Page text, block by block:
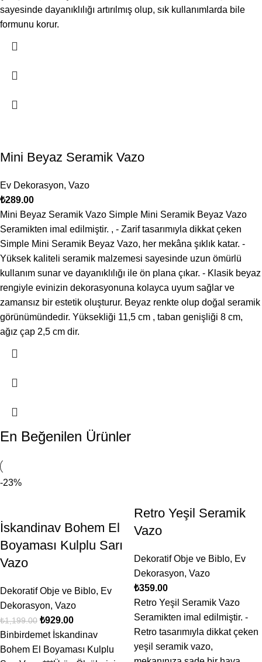
sayesinde dayanıklılığı artırılmış olup, sık kullanımlarda bile
formunu korur.
Mini Beyaz Seramik Vazo
Ev Dekorasyon, Vazo
₺289.00
Mini Beyaz Seramik Vazo Simple Mini Seramik Beyaz Vazo
Seramikten imal edilmiştir. , - Zarif tasarımıyla dikkat çeken
Simple Mini Seramik Beyaz Vazo, her mekâna şıklık katar. -
Yüksek kaliteli seramik malzemesi sayesinde uzun ömürlü
kullanım sunar ve dayanıklılığı ile ön plana çıkar. - Klasik beyaz
rengiyle evinizin dekorasyonuna kolayca uyum sağlar ve
zamansız bir estetik oluşturur. Beyaz renkte olup doğal seramik
görünümündedir. Yüksekliği 11,5 cm , taban genişliği 8 cm,
ağız çap 2,5 cm dir.
En Beğenilen Ürünler
-23%
İskandinav Bohem El
Boyaması Kulplu Sarı
Vazo
Dekoratif Obje ve Biblo, Ev
Dekorasyon, Vazo
₺1,199.00 ₺929.00
Binbirdemet İskandinav
Bohem El Boyaması Kulplu
Retro Yeşil Seramik
Vazo
Dekoratif Obje ve Biblo, Ev
Dekorasyon, Vazo
₺359.00
Retro Yeşil Seramik Vazo
Seramikten imal edilmiştir. -
Retro tasarımıyla dikkat çeken
yeşil seramik vazo,